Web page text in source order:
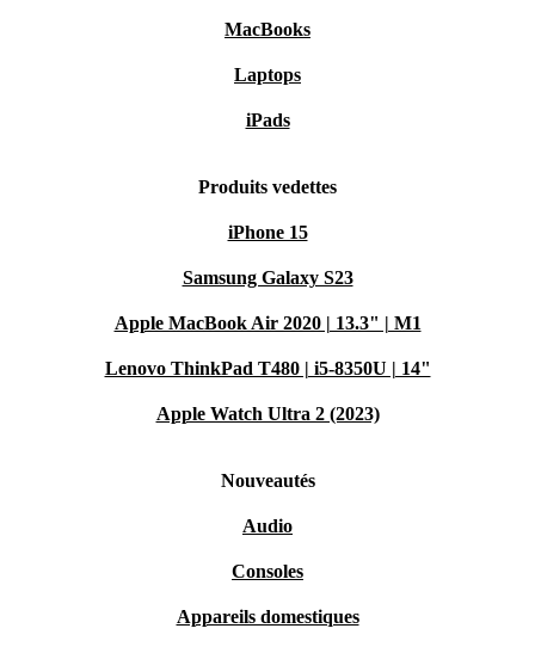
MacBooks
Laptops
iPads
Produits vedettes
iPhone 15
Samsung Galaxy S23
Apple MacBook Air 2020 | 13.3" | M1
Lenovo ThinkPad T480 | i5-8350U | 14"
Apple Watch Ultra 2 (2023)
Nouveautés
Audio
Consoles
Appareils domestiques